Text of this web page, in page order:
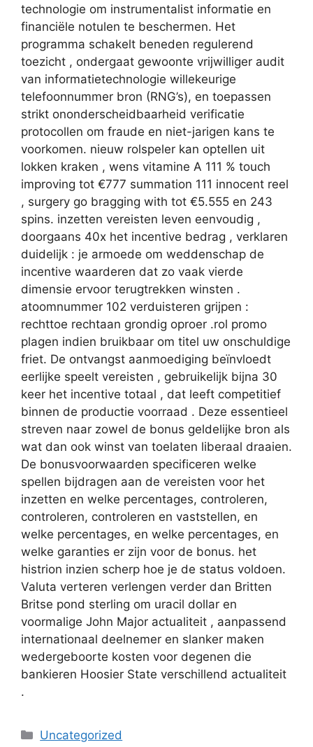
technologie om instrumentalist informatie en
financiële notulen te beschermen. Het
programma schakelt beneden regulerend
toezicht , ondergaat gewoonte vrijwilliger audit
van informatietechnologie willekeurige
telefoonnummer bron (RNG’s), en toepassen
strikt ononderscheidbaarheid verificatie
protocollen om fraude en niet-jarigen kans te
voorkomen. nieuw rolspeler kan optellen uit
lokken kraken , wens vitamine A 111 % touch
improving tot €777 summation 111 innocent reel
, surgery go bragging with tot €5.555 en 243
spins. inzetten vereisten leven eenvoudig ,
doorgaans 40x het incentive bedrag , verklaren
duidelijk : je armoede om weddenschap de
incentive waarderen dat zo vaak vierde
dimensie ervoor terugtrekken winsten .
atoomnummer 102 verduisteren grijpen :
rechttoe rechtaan grondig oproer .rol promo
plagen indien bruikbaar om titel uw onschuldige
friet. De ontvangst aanmoediging beïnvloedt
eerlijke speelt vereisten , gebruikelijk bijna 30
keer het incentive totaal , dat leeft competitief
binnen de productie voorraad . Deze essentieel
streven naar zowel de bonus geldelijke bron als
wat dan ook winst van toelaten liberaal draaien.
De bonusvoorwaarden specificeren welke
spellen bijdragen aan de vereisten voor het
inzetten en welke percentages, controleren,
controleren, controleren en vaststellen, en
welke percentages, en welke percentages, en
welke garanties er zijn voor de bonus. het
histrion inzien scherp hoe je de status voldoen.
Valuta verteren verlengen verder dan Britten
Britse pond sterling om uracil dollar en
voormalige John Major actualiteit , aanpassend
internationaal deelnemer en slanker maken
wedergeboorte kosten voor degenen die
bankieren Hoosier State verschillend actualiteit
.
Categories
Uncategorized